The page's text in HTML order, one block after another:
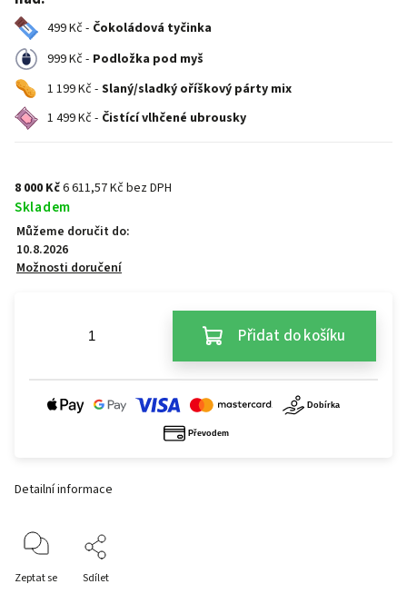
499 Kč - Čokoládová tyčinka
999 Kč - Podložka pod myš
1 199 Kč - Slaný/sladký oříškový párty mix
1 499 Kč - Čistící vlhčené ubrousky
8 000 Kč6 611,57 Kč bez DPH
Skladem
Můžeme doručit do:
10.8.2026
Možnosti doručení
Přidat do košíku
Detailní informace
Zeptat se Sdílet